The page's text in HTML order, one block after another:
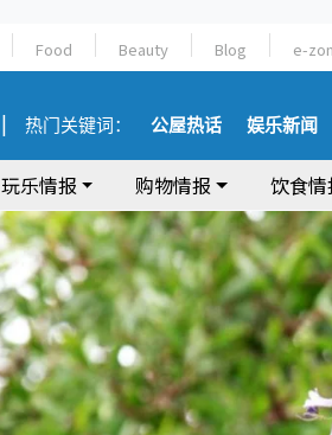
Food Beauty Blog e-
热门关键词： 公屋热话 娱乐新闻
玩乐情报 购物情报 饮食情